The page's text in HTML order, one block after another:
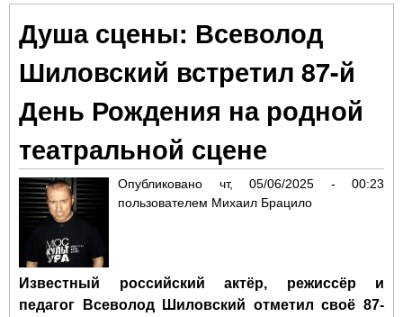
Душа сцены: Всеволод
Шиловский встретил 87-й
День Рождения на родной
театральной сцене
Опубликовано чт, 05/06/2025 - 00:23
пользователем Михаил Брацило
Известный российский актёр, режиссёр и
педагог Всеволод Шиловский отметил своё 87-